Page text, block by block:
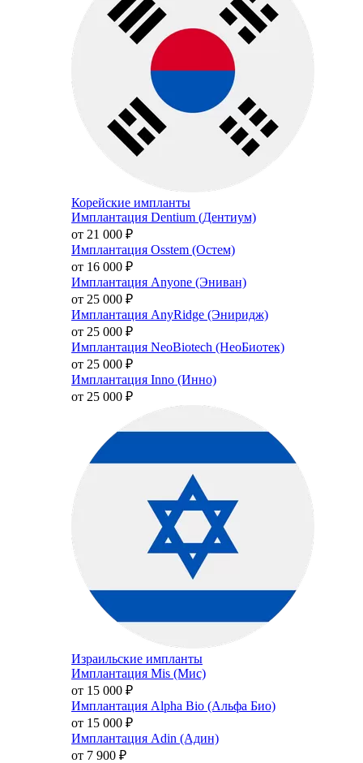
Корейские импланты
Имплантация Dentium (Дентиум)
от 21 000 ₽
Имплантация Osstem (Остем)
от 16 000 ₽
Имплантация Anyone (Эниван)
от 25 000 ₽
Имплантация AnyRidge (Эниридж)
от 25 000 ₽
Имплантация NeoBiotech (НеоБиотек)
от 25 000 ₽
Имплантация Inno (Инно)
от 25 000 ₽
Израильские импланты
Имплантация Mis (Мис)
от 15 000 ₽
Имплантация Alpha Bio (Альфа Био)
от 15 000 ₽
Имплантация Adin (Адин)
от 7 900 ₽